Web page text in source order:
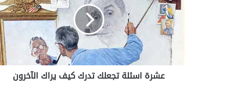
ة
ة
عشرة اسئلة تجعلك تدرك كيف يراك الآخرون